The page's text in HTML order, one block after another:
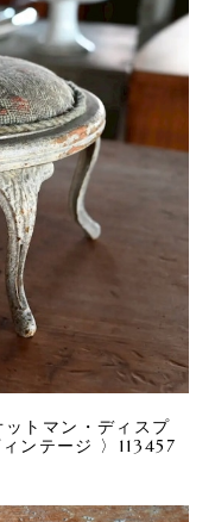
トマン・ディスプ
ンテージ 〉113457